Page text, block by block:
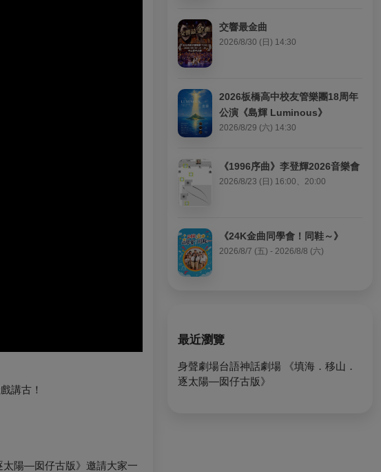
講古！
太陽—囡仔古版》邀請大家一
交響最金曲
2026/8/30 (日) 14:30
2026板橋高中校友管樂團18周年
公演《島輝 Luminous》
2026/8/29 (六) 14:30
《1996序曲》李登輝2026音樂會
2026/8/23 (日) 16:00、20:00
《24K金曲同學會！同鞋～》
2026/8/7 (五) - 2026/8/8 (六)
最近瀏覽
身聲劇場台語神話劇場 《填海．移山．
逐太陽—囡仔古版》